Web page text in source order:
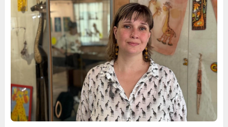
Обсудить Обсудить